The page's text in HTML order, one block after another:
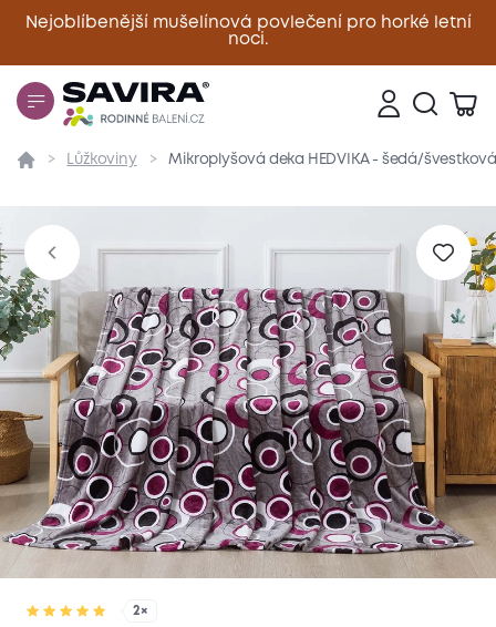
Nejoblíbenější mušelínová povlečení pro horké letní
noci.
Zavřít
Přehled Parametry Popis produktu Materiál
Lůžkoviny Mikroplyšová deka HEDVIKA - šedá/
2×